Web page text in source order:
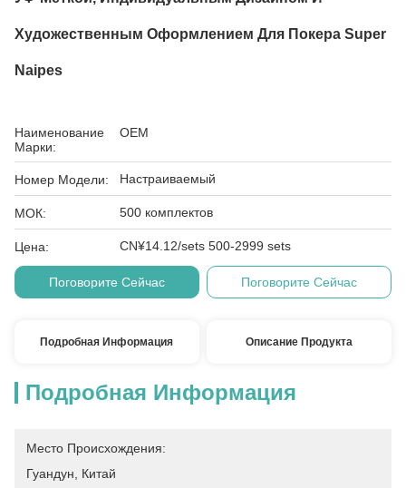
Художественным Оформлением Для Покера Super
Naipes
Наименование
Марки:
OEM
Номер Модели: Настраиваемый
МОК: 500 комплектов
Цена: CN¥14.12/sets 500-2999 sets
Поговорите Сейчас Поговорите Сейчас
Подробная Информация Описание Продукта
Подробная Информация
Место Происхождения:
Гуандун, Китай